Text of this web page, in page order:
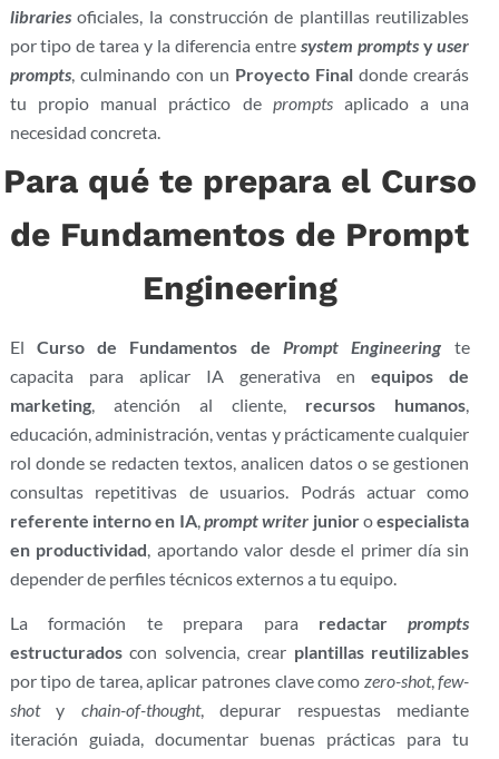
librariesoficiales, la construcción de plantillas reutilizables
por tipo de tarea y la diferencia entre system promptsyuser
prompts, culminando con un Proyecto Final donde crearás
tu propio manual práctico de promptsaplicado a una
necesidad concreta.
Para qué te prepara el Curso
de Fundamentos de Prompt
Engineering
El Curso de Fundamentos de Prompt Engineering te
capacita para aplicar IA generativa enequipos de
marketing, atención al cliente, recursos humanos
educación, administración, ventas y prácticamente cualquier
rol donde se redacten textos, analicen datos o se gestionen
consultas repetitivas de usuarios. Podrás actuar como
referente interno en IA,prompt writer junioroespecialista
en productividad , aportando valor desde el primer día sin
depender de perfiles técnicos externos a tu equipo.
La formación te prepara para redactarprompts
estructuradoscon solvencia, crear plantillas reutilizables
por tipo de tarea, aplicar patrones clave como zero-shot,few-
shoty chain-of-thought, depurar respuestas mediante
iteración guiada, documentar buenas prácticas para tu